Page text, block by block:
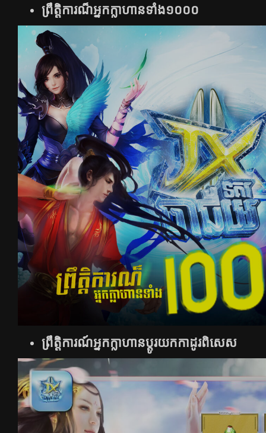
ព្រឹត្តិការណ៏អ្នកក្លាហានទាំង១០០០
ព្រឹត្តិការណ៍អ្នកក្លាហានប្តូរយកកាដូរពិសេស